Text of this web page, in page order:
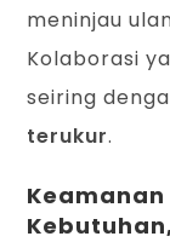
meninjau
Kolaborasi
seiring
terukur.